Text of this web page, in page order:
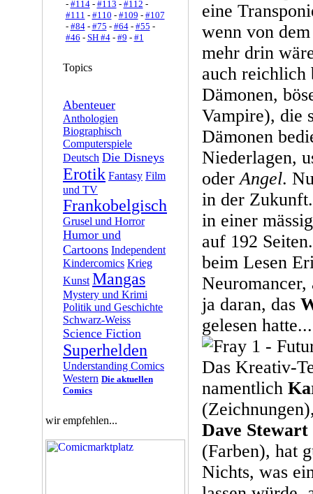
- #114- #113 - #112 -
#111 - #110 - #109 - #107
- #84- #75 - #64- #55 -
#46 - SH #4- #9 - #1
Topics
Abenteuer
Anthologien
Biographisch
Computerspiele
Deutsch Die Disneys
Erotik Fantasy Film
und TV
Frankobelgisch
Grusel und Horror
Humor und
Cartoons Independent
Kindercomics Krieg
Kunst Mangas
Mystery und Krimi
Politik und Geschichte
Schwarz-Weiss
Science Fiction
Superhelden
Understanding Comics
Western Die aktuellen
Comics
wir empfehlen...
eine
wenn von
mehr drin
auch reichlich
Dämonen,
Vampire), die
Dämonen
Niederlagen,
oderAngel.
in der
in einer
auf 192
beim Lesen
ja daran, das
gelesen hatte...
Das Kreativ-
namentlich
Dave Stewart
(Farben), hat
Nichts, was